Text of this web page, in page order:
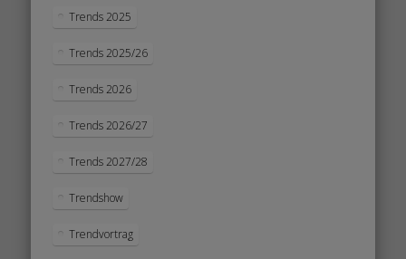
Trends 2025
Trends 2025/26
Trends 2026
Trends 2026/27
Trends 2027/28
Trendshow
Trendvortrag